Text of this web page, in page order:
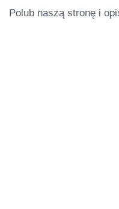
Polub naszą stronę i